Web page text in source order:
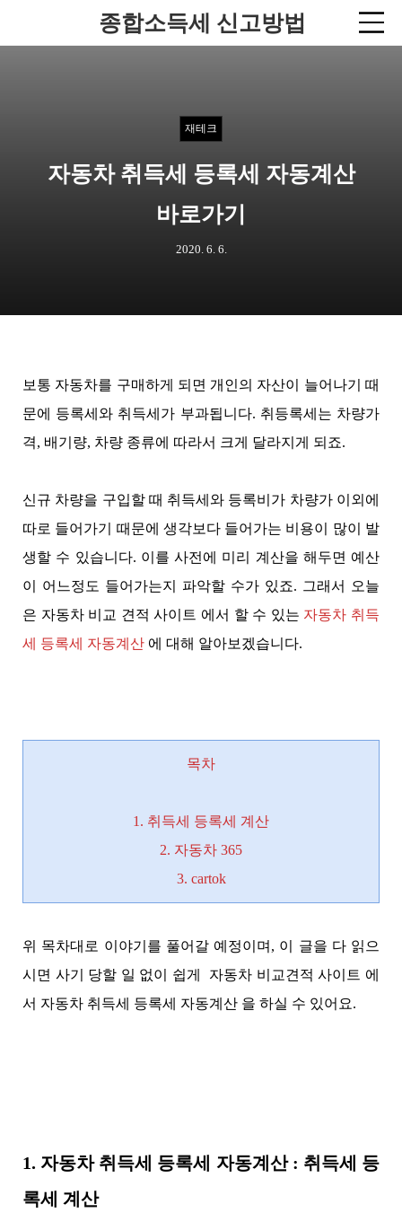
종합소득세 신고방법
재테크
자동차 취득세 등록세 자동계산
바로가기
2020. 6. 6.
보통 자동차를 구매하게 되면 개인의 자산이 늘어나기 때
문에 등록세와 취득세가 부과됩니다. 취등록세는 차량가
격, 배기량, 차량 종류에 따라서 크게 달라지게 되죠.
신규 차량을 구입할 때 취득세와 등록비가 차량가 이외에
따로 들어가기 때문에 생각보다 들어가는 비용이 많이 발
생할 수 있습니다. 이를 사전에 미리 계산을 해두면 예산
이 어느정도 들어가는지 파악할 수가 있죠. 그래서 오늘
은 자동차 비교 견적 사이트 에서 할 수 있는 자동차 취득
세 등록세 자동계산 에 대해 알아보겠습니다.
목차
1. 취득세 등록세 계산
2. 자동차 365
3. cartok
위 목차대로 이야기를 풀어갈 예정이며, 이 글을 다 읽으
시면 사기 당할 일 없이 쉽게 자동차 비교견적 사이트 에
서 자동차 취득세 등록세 자동계산 을 하실 수 있어요.
1. 자동차 취득세 등록세 자동계산 : 취득세 등
록세 계산